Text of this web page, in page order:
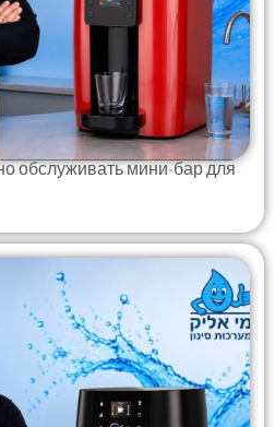
обслуживать мини-бар для